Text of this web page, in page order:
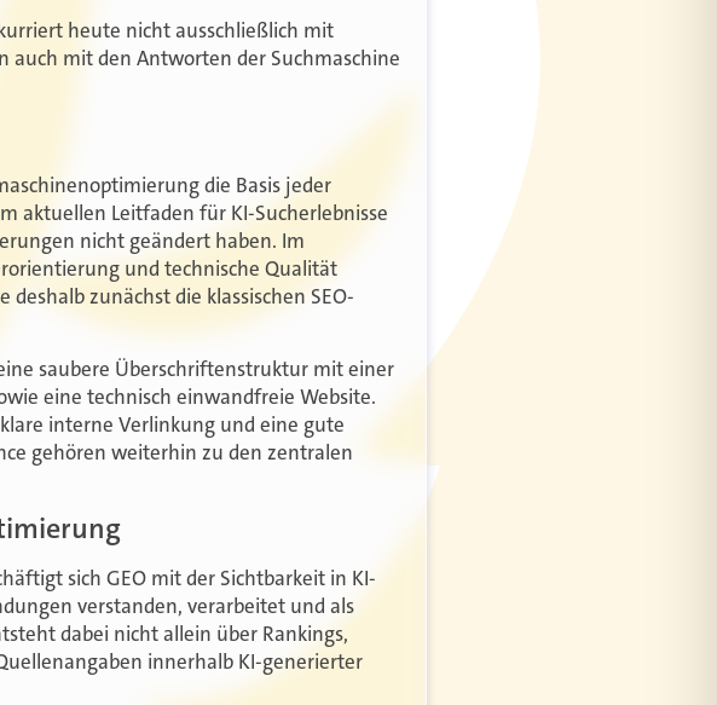
heute nicht ausschließlich mit
auch mit den Antworten der Suchmaschine
die Basis jeder
aktuellen Leitfaden für KI-Sucherlebnisse
nicht geändert haben. Im
und technische Qualität
zunächst die klassischen SEO-
saubere Überschriftenstruktur mit einer
eine technisch einwandfreie Website.
interne Verlinkung und eine gute
gehören weiterhin zu den zentralen
sich GEO mit der Sichtbarkeit in KI-
verstanden, verarbeitet und als
dabei nicht allein über Rankings,
innerhalb KI-generierter